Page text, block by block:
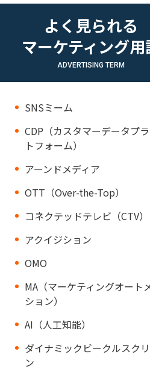
よく見られる
マーケティング用
ADVERTISING TERM
SNSミーム
CDP（カスタマーデータプ
トフォーム）
アーンドメディア
OTT（Over-the-Top）
コネクテッドテレビ（CTV）
アクイジション
OMO
MA（マーケティングオート
ション）
AI（人工知能）
ダイナミックビークルスク
ン